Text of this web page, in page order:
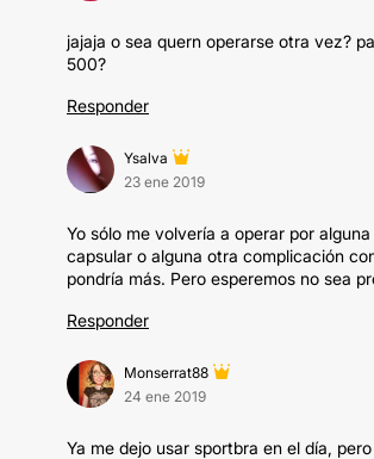
jajaja o sea quern operarse otra vez?
500?
Responder
Ysalva
23 ene 2019
Yo sólo me volvería a operar por
capsular o alguna otra complicación
pondría más. Pero esperemos no sea
Responder
Monserrat88
24 ene 2019
Ya me dejo usar sportbra en el día,